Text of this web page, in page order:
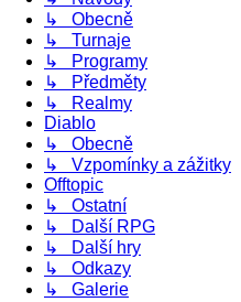
↳ Obecně
↳ Turnaje
↳ Programy
↳ Předměty
↳ Realmy
Diablo
↳ Obecně
↳ Vzpomínky a zážitky
Offtopic
↳ Ostatní
↳ Další RPG
↳ Další hry
↳ Odkazy
↳ Galerie